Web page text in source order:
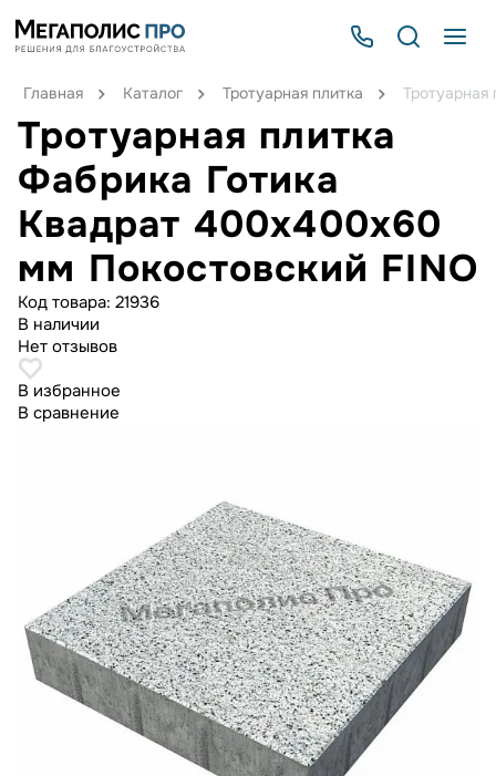
Главная Каталог Тротуарная плитка
Тротуарная плитка
Фабрика Готика
Квадрат 400х400х60
мм Покостовский FINO
Код товара: 21936
В наличии
Нет отзывов
В избранное
В сравнение